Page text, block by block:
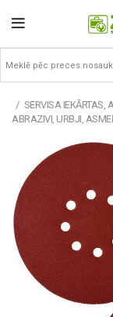
SERVISA IEKĀRTAS,
ABRAZIVI, URBJI,